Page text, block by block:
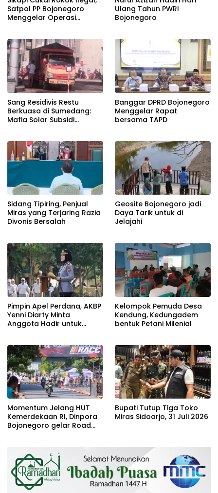
Satpol PP Bojonegoro
Menggelar Operasi
Ulang Tahun PWRI
Bojonegoro
Sang Residivis Restu
Berkuasa di Sumedang:
Mafia Solar Subsidi
Bungkam
Banggar DPRD Bojonegoro
Menggelar Rapat
bersama TAPD
Sidang Tipiring, Penjual
Miras yang Terjaring Razia
Divonis Bersalah
Geosite Bojonegoro jadi
Daya Tarik untuk di
Jelajahi
Pimpin Apel Perdana, AKBP
Yenni Diarty Minta
Anggota Hadir untuk
Kelompok Pemuda Desa
Kendung, Kedungadem
bentuk Petani Milenial
Momentum Jelang HUT
Kemerdekaan RI, Dinpora
Bojonegoro gelar Road
Bupati Tutup Tiga Toko
Miras Sidoarjo, 31 Juli 2026